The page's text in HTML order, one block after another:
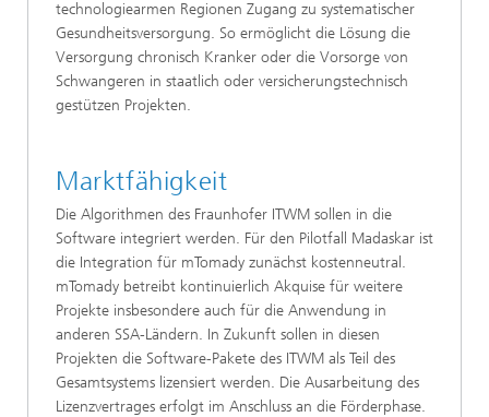
technologiearmen Regionen Zugang zu systematischer
Gesundheitsversorgung. So ermöglicht die Lösung die
Versorgung chronisch Kranker oder die Vorsorge von
Schwangeren in staatlich oder versicherungstechnisch
gestützen Projekten.
Marktfähigkeit
Die Algorithmen des Fraunhofer ITWM sollen in die
Software integriert werden. Für den Pilotfall Madaskar ist
die Integration für mTomady zunächst kostenneutral.
mTomady betreibt kontinuierlich Akquise für weitere
Projekte insbesondere auch für die Anwendung in
anderen SSA-Ländern. In Zukunft sollen in diesen
Projekten die Software-Pakete des ITWM als Teil des
Gesamtsystems lizensiert werden. Die Ausarbeitung des
Lizenzvertrages erfolgt im Anschluss an die Förderphase.